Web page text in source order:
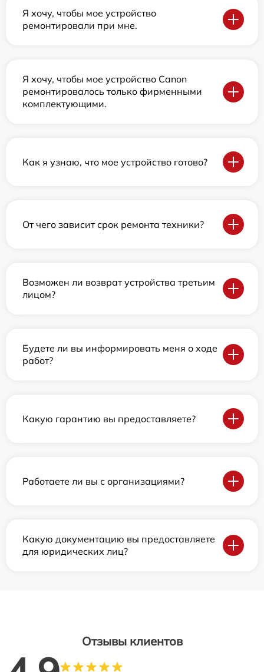
Я хочу, чтобы мое устройство
ремонтировали при мне.
Я хочу, чтобы мое устройство Canon
ремонтировалось только фирменными
комплектующими.
Как я узнаю, что мое устройство готово?
От чего зависит срок ремонта техники?
Возможен ли возврат устройства третьим
лицом?
Будете ли вы информировать меня о ходе
работ?
Какую гарантию вы предоставляете?
Работаете ли вы с организациями?
Какую документацию вы предоставляете
для юридических лиц?
Отзывы клиентов